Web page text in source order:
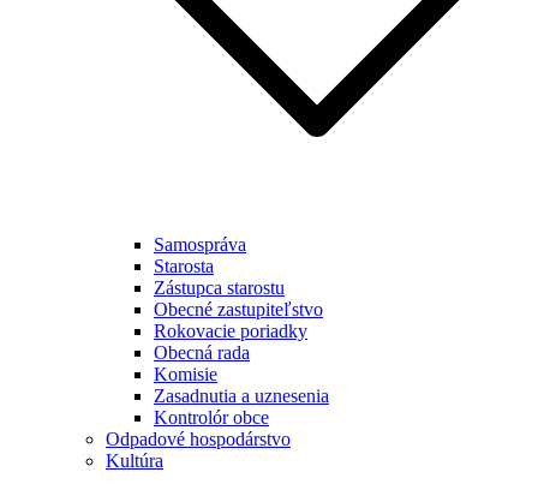
Samospráva
Starosta
Zástupca starostu
Obecné zastupiteľstvo
Rokovacie poriadky
Obecná rada
Komisie
Zasadnutia a uznesenia
Kontrolór obce
Odpadové hospodárstvo
Kultúra